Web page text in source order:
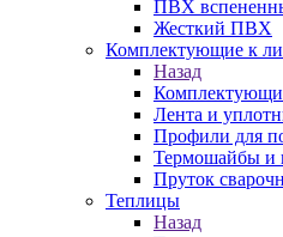
ПВХ
Жесткий ПВХ
Комплектующие к
Назад
Лента и
Профили для
Термошайбы и
Пруток
Теплицы
Назад